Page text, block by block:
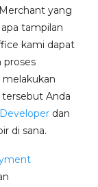
yang
tampilan
kami dapat
proses
Anda
dan
di sana.